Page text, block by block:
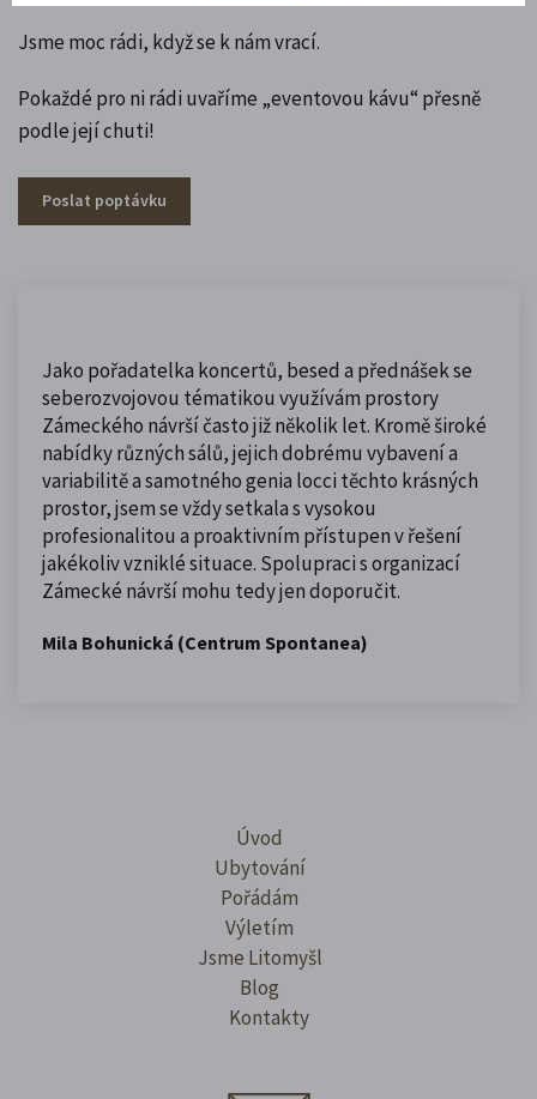
Jsme moc rádi, když se k nám vrací.
Pokaždé pro ni rádi uvaříme „eventovou kávu“ přesně
podle její chuti!
Poslat poptávku
Jako pořadatelka koncertů, besed a přednášek se
seberozvojovou tématikou využívám prostory
Zámeckého návrší často již několik let. Kromě široké
nabídky různých sálů, jejich dobrému vybavení a
variabilitě a samotného genia locci těchto krásných
prostor, jsem se vždy setkala s vysokou
profesionalitou a proaktivním přístupen v řešení
jakékoliv vzniklé situace. Spolupraci s organizací
Zámecké návrší mohu tedy jen doporučit.
Mila Bohunická (Centrum Spontanea)
Úvod
Ubytování
Pořádám
Výletím
Jsme Litomyšl
Blog
Kontakty